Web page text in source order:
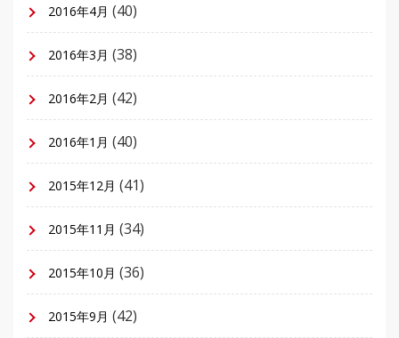
2016年4月 (40)
2016年3月 (38)
2016年2月 (42)
2016年1月 (40)
2015年12月 (41)
2015年11月 (34)
2015年10月 (36)
2015年9月 (42)